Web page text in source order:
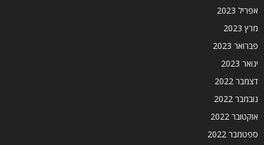
אפריל 2023
מרץ 2023
פברואר 2023
ינואר 2023
דצמבר 2022
נובמבר 2022
אוקטובר 2022
ספטמבר 2022